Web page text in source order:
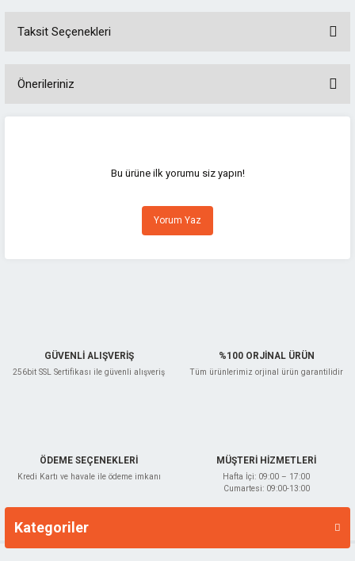
Taksit Seçenekleri
Önerileriniz
Görüş ve önerileriniz için teşekkür ederiz.
Ürün resmi kalitesiz, bozuk veya görüntülenemiyor.
Ürün açıklamasında eksik bilgiler bulunuyor.
Bu ürüne ilk yorumu siz yapın!
Yorum Yaz
GÜVENLİ ALIŞVERİŞ
256bit SSL Sertifikası ile güvenli alışveriş
%100 ORJİNAL ÜRÜN
Tüm ürünlerimiz orjinal ürün garantilidir
ÖDEME SEÇENEKLERİ
Kredi Kartı ve havale ile ödeme imkanı
MÜŞTERİ HİZMETLERİ
Hafta İçi: 09:00 – 17:00
Cumartesi: 09:00-13:00
Kategoriler
Markalar